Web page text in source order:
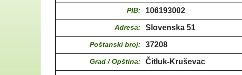
PIB: 106193002
Adresa: Slovenska 51
Poštanski broj: 37208
Grad / Opština: Čitluk-Kruševac